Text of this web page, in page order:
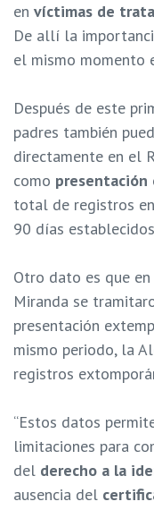
en víctimas de
De allí la
el mismo momento
Después de este
padres también
directamente en el
como presentación
total de registros
90 días
Otro dato es que
Miranda se
presentación
mismo periodo, la
registros
“Estos datos
limitaciones para
del derecho a la
ausencia del